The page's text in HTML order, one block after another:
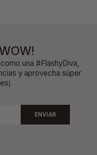
una #FlashyDiva,
y aprovecha súper
ENVIAR